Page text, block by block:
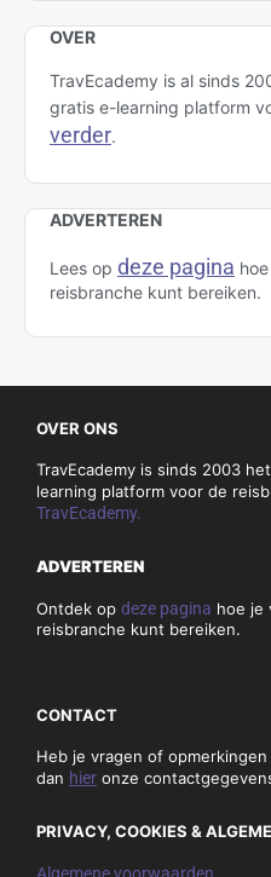
OVER
TravEcademy is al sinds
gratis e-learning platform
verder.
ADVERTEREN
Lees op deze pagina
reisbranche kunt bereiken.
OVER ONS
TravEcademy is sinds 2003
learning platform voor de
TravEcademy.
ADVERTEREN
Ontdek op deze pagina hoe je
reisbranche kunt bereiken.
CONTACT
Heb je vragen of opmerkingen
dan hier onze
PRIVACY, COOKIES &